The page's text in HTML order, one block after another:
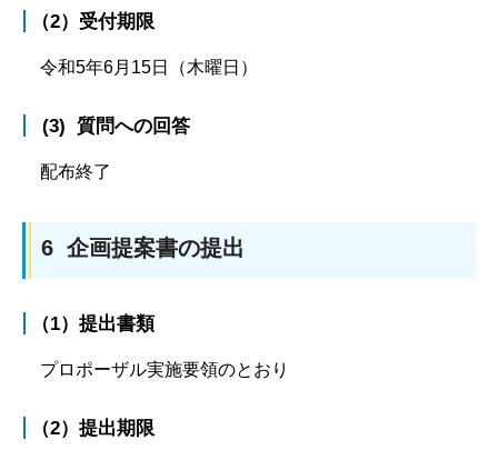
（2）受付期限
令和5年6月15日（木曜日）
(3) 質問への回答
配布終了
6 企画提案書の提出
（1）提出書類
プロポーザル実施要領のとおり
（2）提出期限